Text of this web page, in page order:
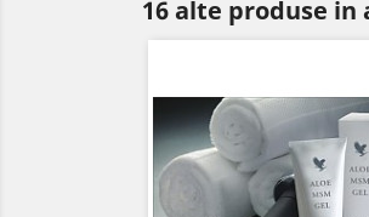
16 alte produse in